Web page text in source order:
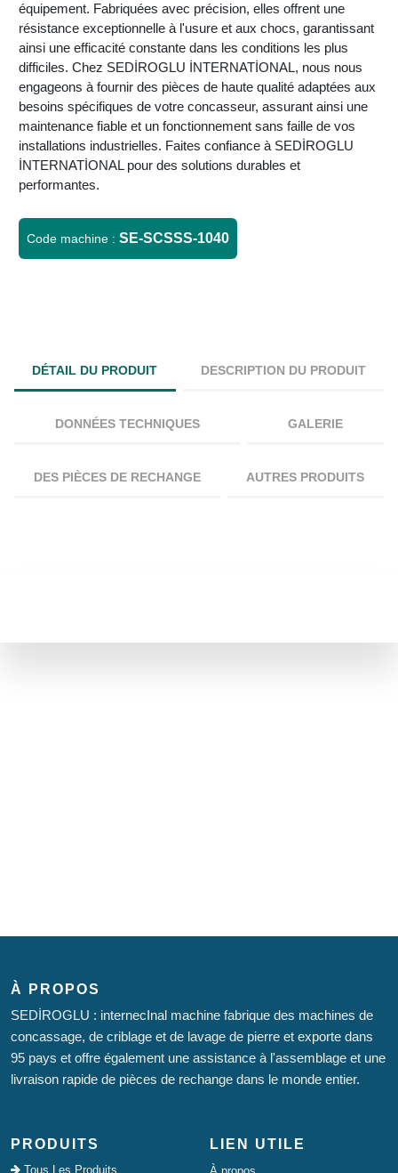
équipement. Fabriquées avec précision, elles offrent une
résistance exceptionnelle à l'usure et aux chocs, garantissant
ainsi une efficacité constante dans les conditions les plus
difficiles. Chez SEDİROGLU İNTERNATİONAL, nous nous
engageons à fournir des pièces de haute qualité adaptées aux
besoins spécifiques de votre concasseur, assurant ainsi une
maintenance fiable et un fonctionnement sans faille de vos
installations industrielles. Faites confiance à SEDİROGLU
İNTERNATİONAL pour des solutions durables et
performantes.
Code machine : SE-SCSSS-1040
DÉTAIL DU PRODUIT DESCRIPTION DU PRODUIT
DONNÉES TECHNIQUES GALERIE
DES PIÈCES DE RECHANGE AUTRES PRODUITS
À PROPOS
SEDİROGLU : internecInal machine fabrique des machines de
concassage, de criblage et de lavage de pierre et exporte dans
95 pays et offre également une assistance à l'assemblage et une
livraison rapide de pièces de rechange dans le monde entier.
PRODUITS
Tous Les Produits
LIEN UTILE